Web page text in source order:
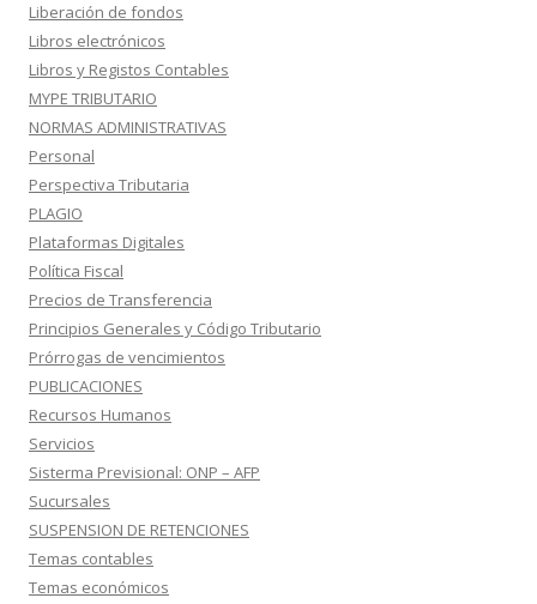
Liberación de fondos
Libros electrónicos
Libros y Registos Contables
MYPE TRIBUTARIO
NORMAS ADMINISTRATIVAS
Personal
Perspectiva Tributaria
PLAGIO
Plataformas Digitales
Política Fiscal
Precios de Transferencia
Principios Generales y Código Tributario
Prórrogas de vencimientos
PUBLICACIONES
Recursos Humanos
Servicios
Sisterma Previsional: ONP – AFP
Sucursales
SUSPENSION DE RETENCIONES
Temas contables
Temas económicos